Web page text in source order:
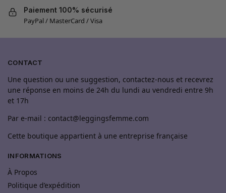
Paiement 100% sécurisé
PayPal / MasterCard / Visa
CONTACT
Une question ou une suggestion, contactez-nous et recevrez
une réponse en moins de 24h du lundi au vendredi entre 9h
et 17h
Par e-mail : contact@leggingsfemme.com
Cette boutique appartient à une entreprise française
INFORMATIONS
À Propos
Politique d’expédition